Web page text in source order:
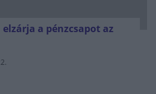
a pénzcsapot az